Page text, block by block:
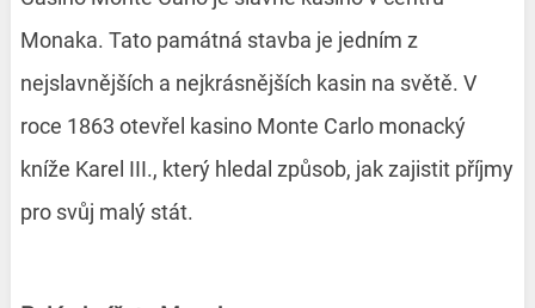
Monaka. Tato památná stavba je jedním z
nejslavnějších a nejkrásnějších kasin na světě. V
roce 1863 otevřel kasino Monte Carlo monacký
kníže Karel III., který hledal způsob, jak zajistit příjmy
pro svůj malý stát.